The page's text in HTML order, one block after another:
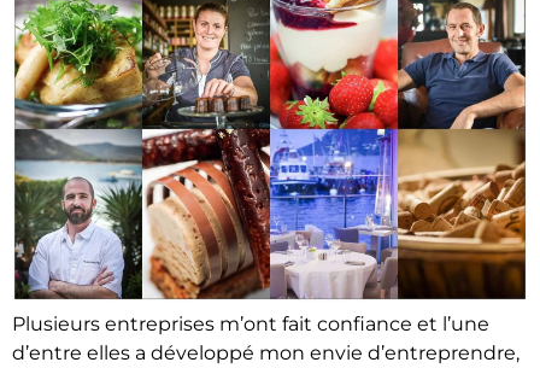
Plusieurs entreprises m’ont fait confiance et l’une
d’entre elles a développé mon envie d’entreprendre,